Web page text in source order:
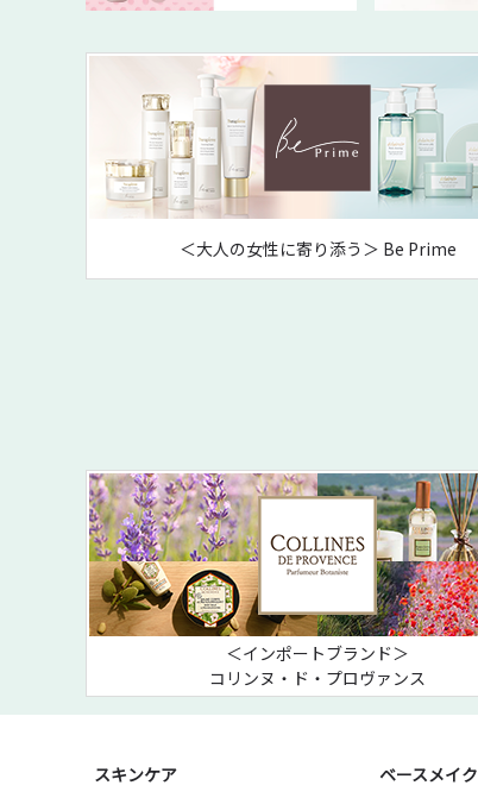
＜大人の女性に寄り添う＞ Be Prime
＜インポートブランド＞
コリンヌ・ド・プロヴァンス
スキンケア ベースメイク